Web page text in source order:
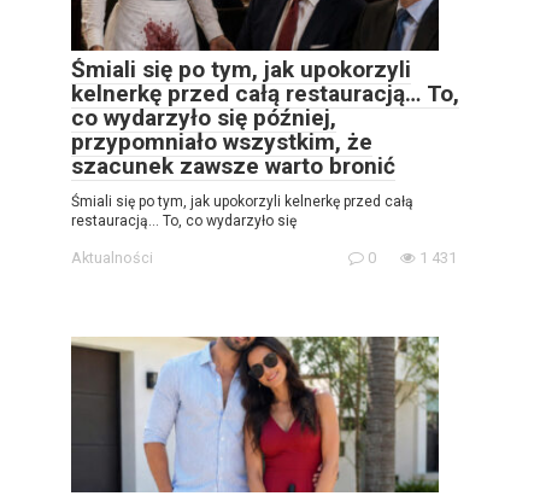
Śmiali się po tym, jak upokorzyli
kelnerkę przed całą restauracją… To,
co wydarzyło się później,
przypomniało wszystkim, że
szacunek zawsze warto bronić
Śmiali się po tym, jak upokorzyli kelnerkę przed całą
restauracją… To, co wydarzyło się
Aktualności 0 1 431